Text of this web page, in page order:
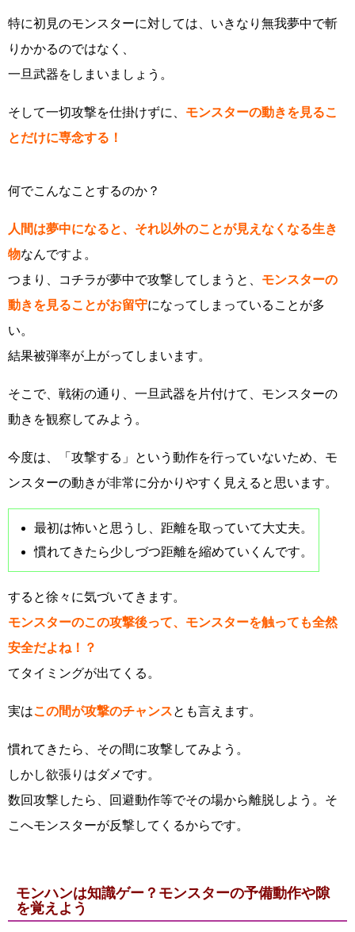
特に初見のモンスターに対しては、いきなり無我夢中で斬
りかかるのではなく、
一旦武器をしまいましょう。
そして一切攻撃を仕掛けずに、 モンスターの動きを見るこ
とだけに専念する！
何でこんなことするのか？
人間は夢中になると、それ以外のことが見えなくなる生き
物なんですよ。
つまり、コチラが夢中で攻撃してしまうと、 モンスターの
動きを見ることがお留守になってしまっていることが多
い。
結果被弾率が上がってしまいます。
そこで、戦術の通り、一旦武器を片付けて、モンスターの
動きを観察してみよう。
今度は、「攻撃する」という動作を行っていないため、モ
ンスターの動きが非常に分かりやすく見えると思います。
最初は怖いと思うし、距離を取っていて大丈夫。
慣れてきたら少しづつ距離を縮めていくんです。
すると徐々に気づいてきます。
モンスターのこの攻撃後って、モンスターを触っても全然
安全だよね！？
てタイミングが出てくる。
実はこの間が攻撃のチャンスとも言えます。
慣れてきたら、その間に攻撃してみよう。
しかし欲張りはダメです。
数回攻撃したら、回避動作等でその場から離脱しよう。そ
こへモンスターが反撃してくるからです。
モンハンは知識ゲー？モンスターの予備動作や隙
を覚えよう